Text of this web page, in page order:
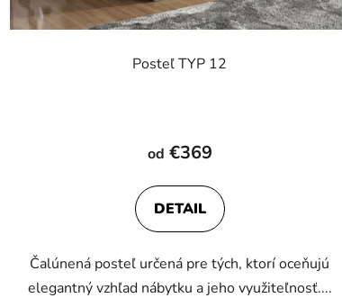
Posteľ TYP 12
od €369
DETAIL
Čalúnená posteľ určená pre tých, ktorí oceňujú
elegantný vzhľad nábytku a jeho využiteľnosť....